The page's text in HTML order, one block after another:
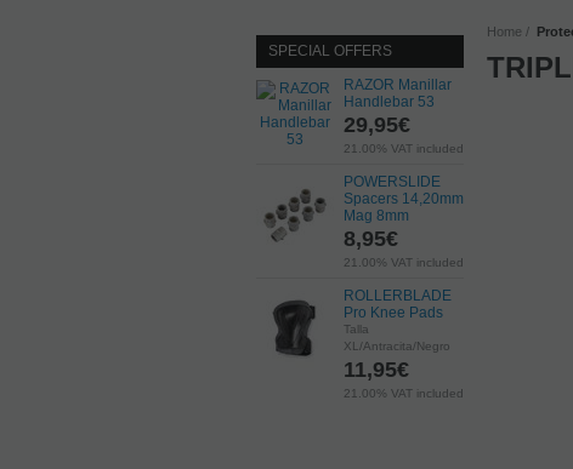
SPECIAL OFFERS
RAZOR Manillar
Handlebar 53
29,95€
21.00%VAT included
POWERSLIDE
Spacers 14,20mm
Mag 8mm
8,95€
21.00%VAT included
ROLLERBLADE
Pro Knee Pads
Talla
XL/Antracita/Negro
11,95€
21.00%VAT included
Home